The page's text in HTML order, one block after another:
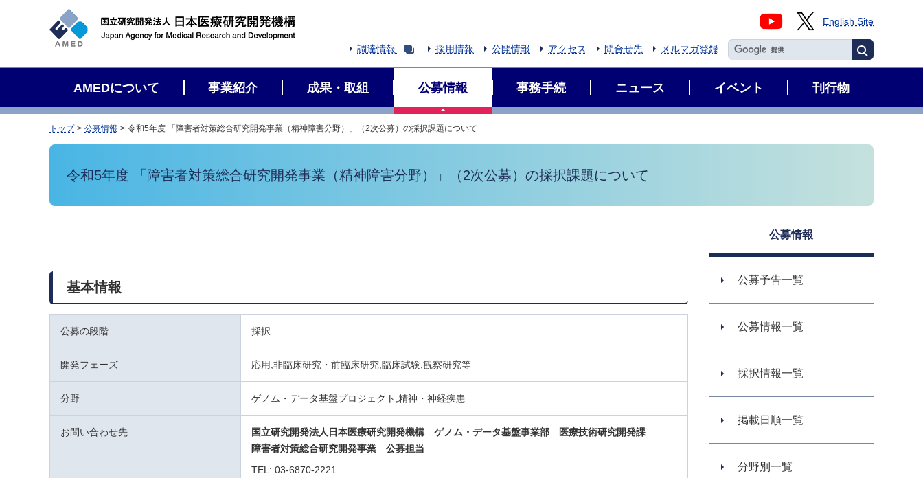
English Site
調達情報 採用情報 公開情報 アクセス 問合せ先 メルマガ登録
AMEDについて 事業紹介 成果・取組 公募情報 事務手続 ニュース イベント 刊行物
トップ 公募情報 令和5年度 「障害者対策総合研究開発事業（精神障害分野）」（2次公募）の採択課題について
令和5年度 「障害者対策総合研究開発事業（精神障害分野）」（2次公募）の採択課題について
基本情報
公募の段階 採択
開発フェーズ 応用,非臨床研究・前臨床研究,臨床試験,観察研究等
分野 ゲノム・データ基盤プロジェクト,精神・神経疾患
お問い合わせ先
国立研究開発法人日本医療研究開発機構 ゲノム・データ基盤事業部 医療技術研究開発課
障害者対策総合研究開発事業
公募担当
TEL: 03-6870-2221
公募情報
公募予告一覧
公募情報一覧
採択情報一覧
掲載日順一覧
分野別一覧